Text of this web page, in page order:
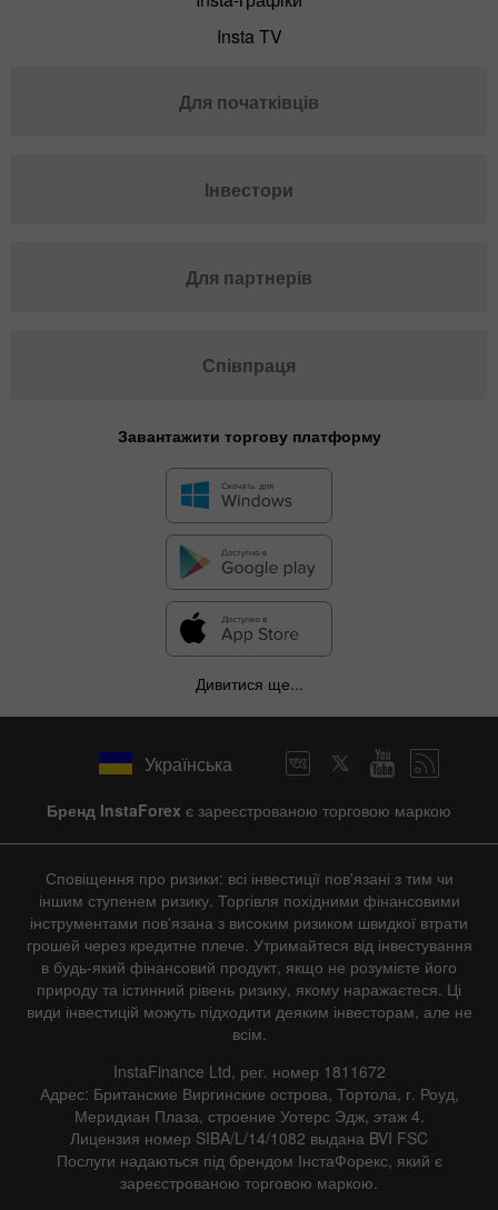
Insta TV
Для початківців
Інвестори
Для партнерів
Співпраця
Завантажити торгову платформу
Дивитися ще...
Українська
Бренд InstaForex є зареєстрованою торговою маркою
Сповіщення про ризики: всі інвестиції пов'язані з тим чи
іншим ступенем ризику. Торгівля похідними фінансовими
інструментами пов'язана з високим ризиком швидкої втрати
грошей через кредитне плече. Утримайтеся від інвестування
в будь-який фінансовий продукт, якщо не розумієте його
природу та істинний рівень ризику, якому наражаєтеся. Ці
види інвестицій можуть підходити деяким інвесторам, але не
всім.
InstaFinance Ltd, рег. номер 1811672
Адрес: Британские Виргинские острова, Тортола, г. Роуд,
Меридиан Плаза, строение Уотерс Эдж, этаж 4.
Лицензия номер SIBA/L/14/1082 выдана BVI FSC
Послуги надаються під брендом ІнстаФорекс, який є
зареєстрованою торговою маркою.